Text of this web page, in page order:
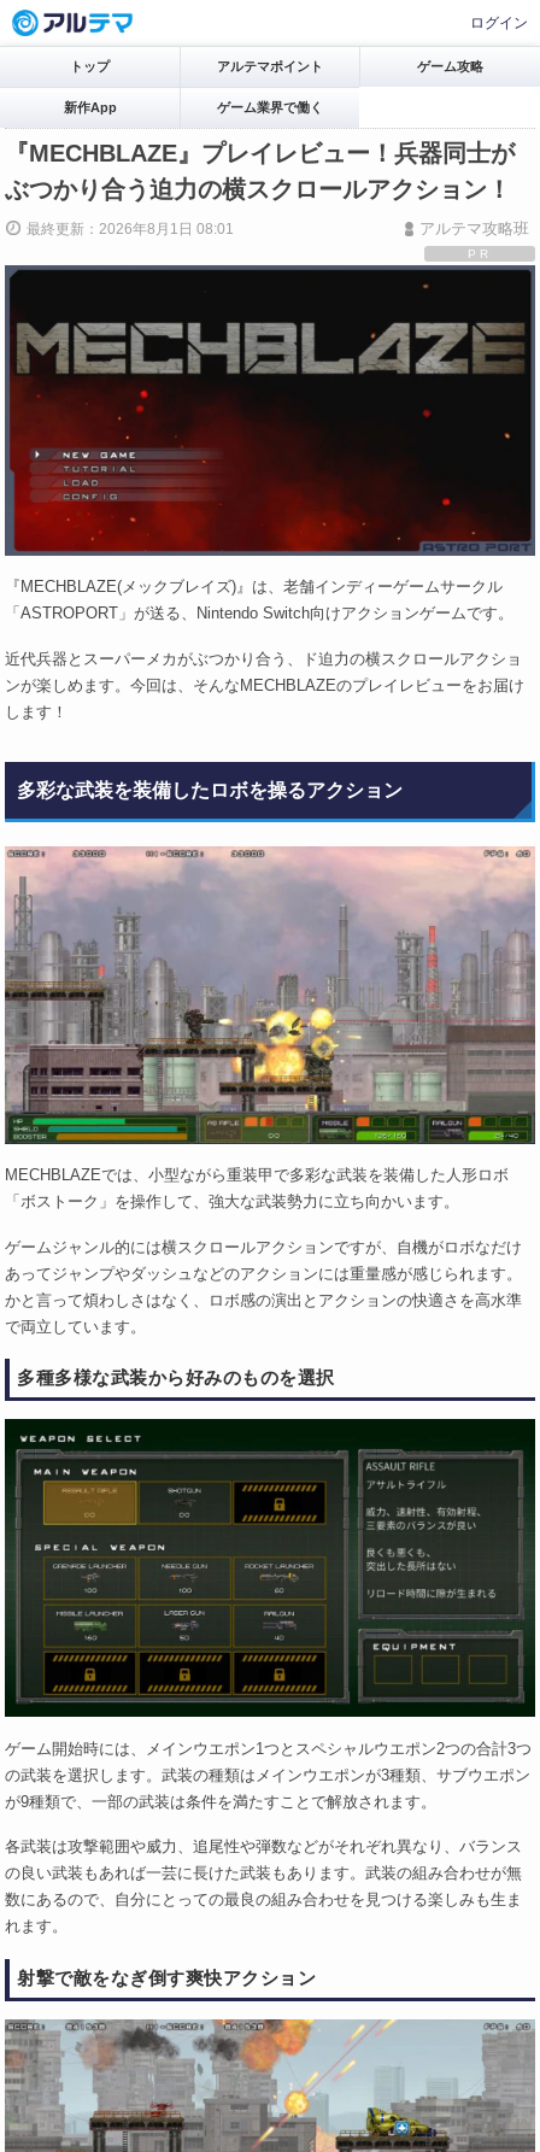
ログイン
トップ アルテマポイント ゲーム攻略
新作App ゲーム業界で働く
『MECHBLAZE』プレイレビュー！兵器同士が
ぶつかり合う迫力の横スクロールアクション！
アルテマ攻略班
最終更新：2026年8月1日 08:01
PR
『MECHBLAZE(メックブレイズ)』は、老舗インディーゲームサークル
「ASTROPORT」が送る、Nintendo Switch向けアクションゲームです。
近代兵器とスーパーメカがぶつかり合う、ド迫力の横スクロールアクショ
ンが楽しめます。今回は、そんなMECHBLAZEのプレイレビューをお届け
します！
多彩な武装を装備したロボを操るアクション
MECHBLAZEでは、小型ながら重装甲で多彩な武装を装備した人形ロボ
「ボストーク」を操作して、強大な武装勢力に立ち向かいます。
ゲームジャンル的には横スクロールアクションですが、自機がロボなだけ
あってジャンプやダッシュなどのアクションには重量感が感じられます。
かと言って煩わしさはなく、ロボ感の演出とアクションの快適さを高水準
で両立しています。
多種多様な武装から好みのものを選択
ゲーム開始時には、メインウエポン1つとスペシャルウエポン2つの合計3つ
の武装を選択します。武装の種類はメインウエポンが3種類、サブウエポン
が9種類で、一部の武装は条件を満たすことで解放されます。
各武装は攻撃範囲や威力、追尾性や弾数などがそれぞれ異なり、バランス
の良い武装もあれば一芸に長けた武装もあります。武装の組み合わせが無
数にあるので、自分にとっての最良の組み合わせを見つける楽しみも生ま
れます。
射撃で敵をなぎ倒す爽快アクション